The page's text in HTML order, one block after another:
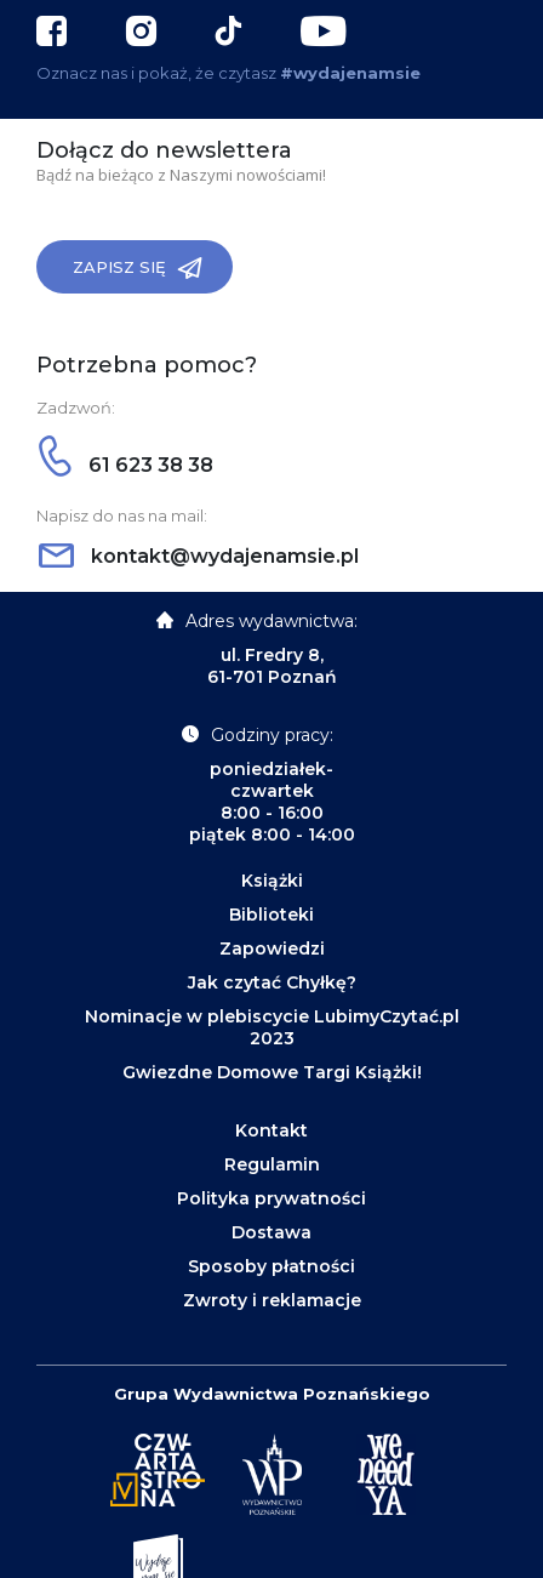
Oznacz nas i pokaż, że czytasz #wydajenamsie
Dołącz do newslettera
Bądź na bieżąco z Naszymi nowościami!
ZAPISZ SIĘ
Potrzebna pomoc?
Zadzwoń:
61 623 38 38
Napisz do nas na mail:
kontakt@wydajenamsie.pl
Adres wydawnictwa:
ul. Fredry 8,
61-701 Poznań
Godziny pracy:
poniedziałek-
czwartek
8:00 - 16:00
piątek 8:00 - 14:00
Książki
Biblioteki
Zapowiedzi
Jak czytać Chyłkę?
Nominacje w plebiscycie LubimyCzytać.pl
2023
Gwiezdne Domowe Targi Książki!
Kontakt
Regulamin
Polityka prywatności
Dostawa
Sposoby płatności
Zwroty i reklamacje
Grupa Wydawnictwa Poznańskiego